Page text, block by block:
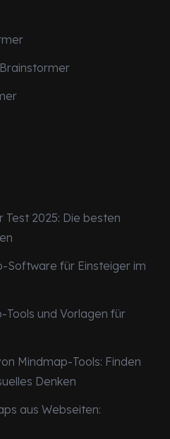
2025: Die besten
Software für Einsteiger im
Tools und Vorlagen für
Mindmap-Tools: Finden
Denken
aus Webseiten: